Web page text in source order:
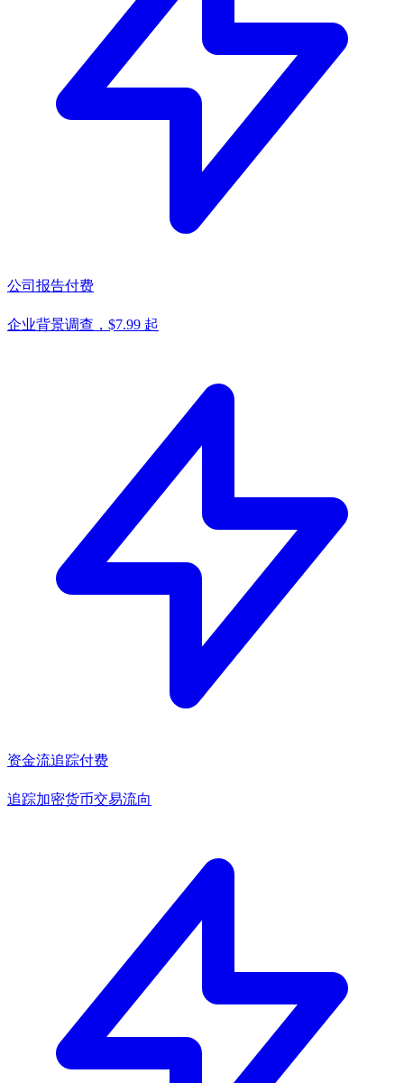
公司报告付费
企业背景调查，$7.99 起
资金流追踪付费
追踪加密货币交易流向